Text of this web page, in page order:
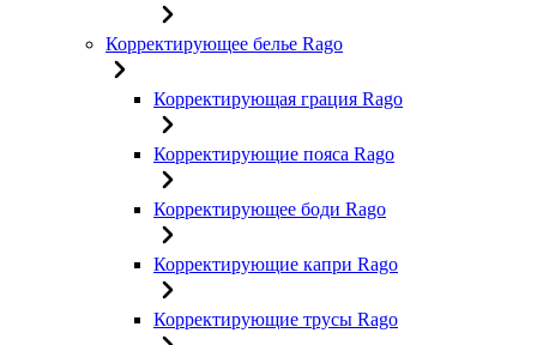
Корректирующее белье Rago
Корректирующая грация Rago
Корректирующие пояса Rago
Корректирующее боди Rago
Корректирующие капри Rago
Корректирующие трусы Rago